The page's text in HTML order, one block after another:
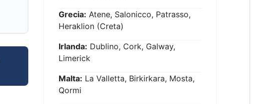
Grecia: Atene, Salonicco, Patrasso,
Heraklion (Creta)
Irlanda: Dublino, Cork, Galway,
Limerick
Malta: La Valletta, Birkirkara, Mosta,
Qormi